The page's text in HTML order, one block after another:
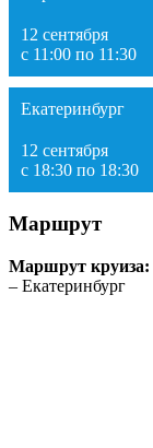
12 сентября
с 11:00 по 11:30
Екатеринбург
12 сентября
с 18:30 по 18:30
Маршрут
Маршрут круиза:
– Екатеринбург